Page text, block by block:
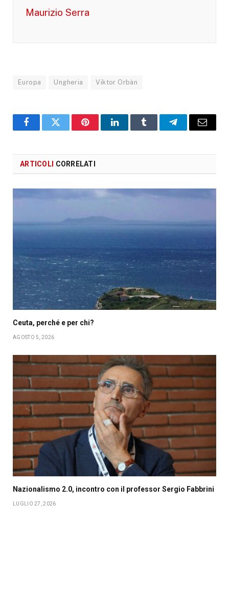
Maurizio Serra
Europa Ungheria Viktor Orbàn
Facebook
X PinterestLinkedInTumblr TelegramEmail
ARTICOLI CORRELATI
Ceuta, perché e per chi?
AGOSTO 5, 2026
Nazionalismo 2.0, incontro con il professor Sergio Fabbrini
LUGLIO 27, 2026